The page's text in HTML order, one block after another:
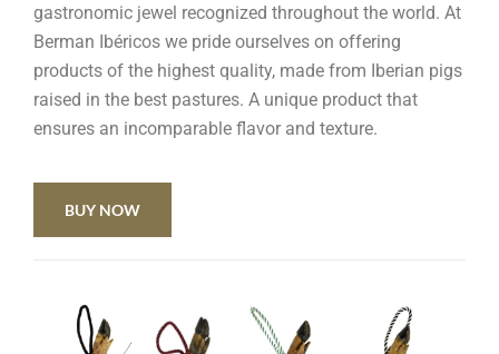
gastronomic jewel recognized throughout the world. At
Berman Ibéricos we pride ourselves on offering
products of the highest quality, made from Iberian pigs
raised in the best pastures. A unique product that
ensures an incomparable flavor and texture.
BUY NOW